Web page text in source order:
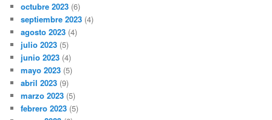
octubre 2023 (6)
septiembre 2023 (4)
agosto 2023 (4)
julio 2023 (5)
junio 2023 (4)
mayo 2023 (5)
abril 2023 (9)
marzo 2023 (5)
febrero 2023 (5)